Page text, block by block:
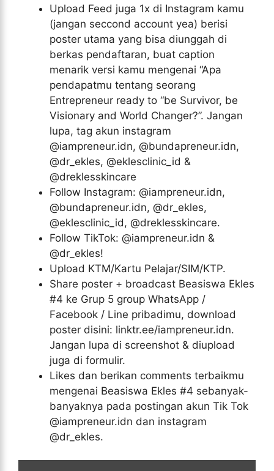
Upload Feed juga 1x di Instagram kamu
(jangan seccond account yea) berisi
poster utama yang bisa diunggah di
berkas pendaftaran, buat caption
menarik versi kamu mengenai “Apa
pendapatmu tentang seorang
Entrepreneur ready to “be Survivor, be
Visionary and World Changer?”. Jangan
lupa, tag akun instagram
@iampreneur.idn, @bundapreneur.idn,
@dr_ekles, @eklesclinic_id &
@dreklesskincare
Follow Instagram: @iampreneur.idn,
@bundapreneur.idn, @dr_ekles,
@eklesclinic_id, @dreklesskincare.
Follow TikTok: @iampreneur.idn &
@dr_ekles!
Upload KTM/Kartu Pelajar/SIM/KTP.
Share poster + broadcast Beasiswa Ekles
#4 ke Grup 5 group WhatsApp /
Facebook / Line pribadimu, download
poster disini: linktr.ee/iampreneur.idn.
Jangan lupa di screenshot & diupload
juga di formulir.
Likes dan berikan comments terbaikmu
mengenai Beasiswa Ekles #4 sebanyak-
banyaknya pada postingan akun Tik Tok
@iampreneur.idn dan instagram
@dr_ekles.